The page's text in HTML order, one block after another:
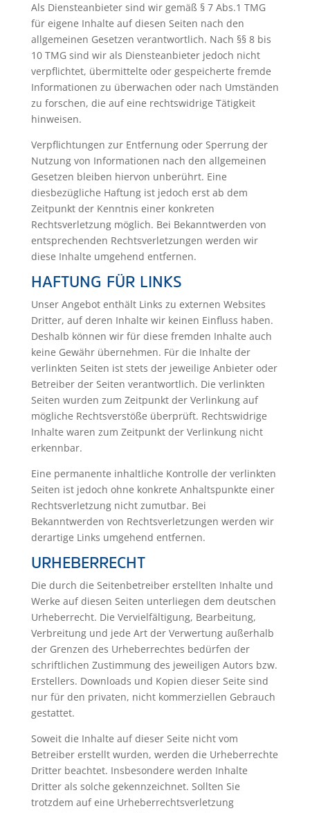
Als Diensteanbieter sind wir gemäß § 7 Abs.1 TMG
für eigene Inhalte auf diesen Seiten nach den
allgemeinen Gesetzen verantwortlich. Nach §§ 8 bis
10 TMG sind wir als Diensteanbieter jedoch nicht
verpflichtet, übermittelte oder gespeicherte fremde
Informationen zu überwachen oder nach Umständen
zu forschen, die auf eine rechtswidrige Tätigkeit
hinweisen.
Verpflichtungen zur Entfernung oder Sperrung der
Nutzung von Informationen nach den allgemeinen
Gesetzen bleiben hiervon unberührt. Eine
diesbezügliche Haftung ist jedoch erst ab dem
Zeitpunkt der Kenntnis einer konkreten
Rechtsverletzung möglich. Bei Bekanntwerden von
entsprechenden Rechtsverletzungen werden wir
diese Inhalte umgehend entfernen.
HAFTUNG FÜR LINKS
Unser Angebot enthält Links zu externen Websites
Dritter, auf deren Inhalte wir keinen Einfluss haben.
Deshalb können wir für diese fremden Inhalte auch
keine Gewähr übernehmen. Für die Inhalte der
verlinkten Seiten ist stets der jeweilige Anbieter oder
Betreiber der Seiten verantwortlich. Die verlinkten
Seiten wurden zum Zeitpunkt der Verlinkung auf
mögliche Rechtsverstöße überprüft. Rechtswidrige
Inhalte waren zum Zeitpunkt der Verlinkung nicht
erkennbar.
Eine permanente inhaltliche Kontrolle der verlinkten
Seiten ist jedoch ohne konkrete Anhaltspunkte einer
Rechtsverletzung nicht zumutbar. Bei
Bekanntwerden von Rechtsverletzungen werden wir
derartige Links umgehend entfernen.
URHEBERRECHT
Die durch die Seitenbetreiber erstellten Inhalte und
Werke auf diesen Seiten unterliegen dem deutschen
Urheberrecht. Die Vervielfältigung, Bearbeitung,
Verbreitung und jede Art der Verwertung außerhalb
der Grenzen des Urheberrechtes bedürfen der
schriftlichen Zustimmung des jeweiligen Autors bzw.
Erstellers. Downloads und Kopien dieser Seite sind
nur für den privaten, nicht kommerziellen Gebrauch
gestattet.
Soweit die Inhalte auf dieser Seite nicht vom
Betreiber erstellt wurden, werden die Urheberrechte
Dritter beachtet. Insbesondere werden Inhalte
Dritter als solche gekennzeichnet. Sollten Sie
trotzdem auf eine Urheberrechtsverletzung